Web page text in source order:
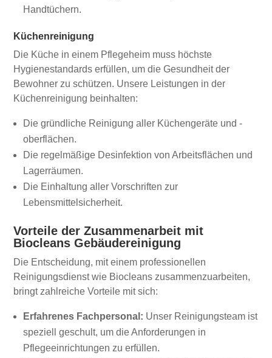
Handtüchern.
Küchenreinigung
Die Küche in einem Pflegeheim muss höchste
Hygienestandards erfüllen, um die Gesundheit der
Bewohner zu schützen. Unsere Leistungen in der
Küchenreinigung beinhalten:
Die gründliche Reinigung aller Küchengeräte und -
oberflächen.
Die regelmäßige Desinfektion von Arbeitsflächen und
Lagerräumen.
Die Einhaltung aller Vorschriften zur
Lebensmittelsicherheit.
Vorteile der Zusammenarbeit mit
Biocleans Gebäudereinigung
Die Entscheidung, mit einem professionellen
Reinigungsdienst wie Biocleans zusammenzuarbeiten,
bringt zahlreiche Vorteile mit sich:
Erfahrenes Fachpersonal: Unser Reinigungsteam ist
speziell geschult, um die Anforderungen in
Pflegeeinrichtungen zu erfüllen.